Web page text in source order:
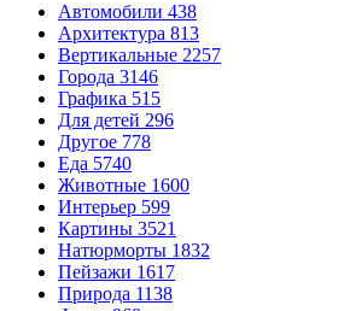
Автомобили 438
Архитектура 813
Вертикальные 2257
Города 3146
Графика 515
Для детей 296
Другое 778
Еда 5740
Животные 1600
Интерьер 599
Картины 3521
Натюрморты 1832
Пейзажи 1617
Природа 1138